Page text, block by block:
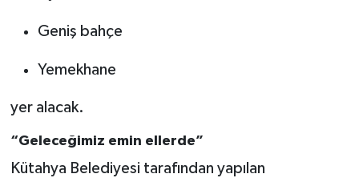
Geniş bahçe
Yemekhane
yer alacak.
“Geleceğimiz emin ellerde”
Kütahya Belediyesi tarafından yapılan